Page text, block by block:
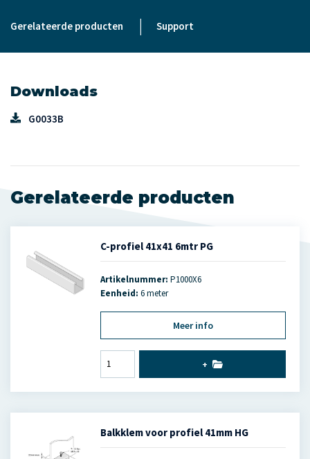
Gerelateerde producten | Support
Downloads
G0033B
Gerelateerde producten
C-profiel 41x41 6mtr PG
Artikelnummer: P1000X6
Eenheid: 6 meter
Meer info
+
Balkklem voor profiel 41mm HG